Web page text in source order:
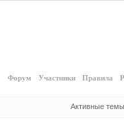
Форум Участники Правила
Активные темы